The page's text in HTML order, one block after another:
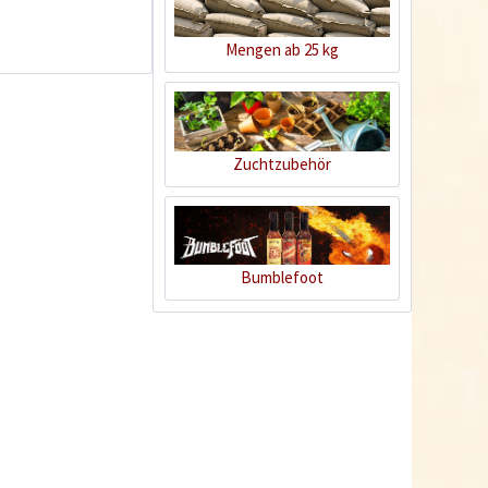
Curry "Banane"
Inhalt0.07 Kilogramm(57,00 € * / 1 Kilogramm)
Mengen ab 25 kg
Zuchtzubehör
Bumblefoot